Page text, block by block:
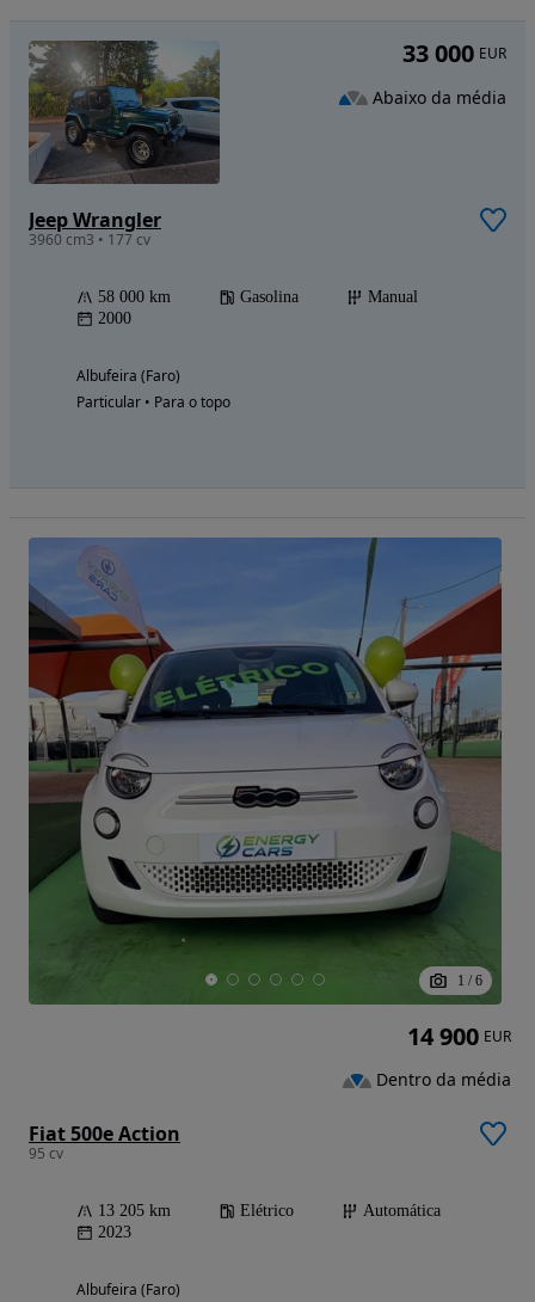
Jeep Wrangler
3960 cm3 • 177 cv
58 000 km Gasolina
Manual
2000
Albufeira (Faro)
Particular • Para o topo
33 000 EUR
Abaixo da média
1 / 6
Fiat 500e Action
95 cv
13 205 km Elétrico
Automática
2023
Albufeira (Faro)
14 900 EUR
Dentro da média